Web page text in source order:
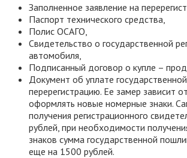
Заполненное заявление на
Паспорт технического средства,
Полис ОСАГО,
Свидетельство о государственной
автомобиля,
Подписанный договор о купле –
Документ об уплате
перерегистрацию. Ее замер зависит
оформлять новые номерные знаки.
получения регистрационного
рублей, при необходимости
знаков сумма государственной
еще на 1500 рублей.